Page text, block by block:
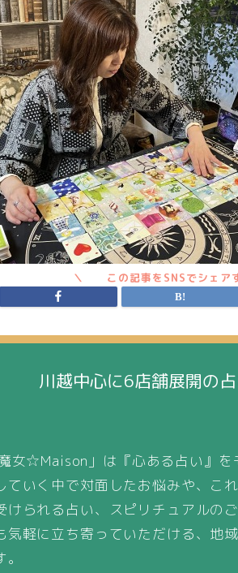
川越中心に6店舗展開の占
女☆Maison」は『心ある占い』を
ていく中で対面したお悩みや、こ
けられる占い、スピリチュアルの
気軽に立ち寄っていただける、地